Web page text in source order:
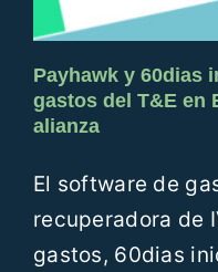
Payhawk y 60dias
gastos del T&E en
alianza
El software de
recuperadora de
gastos, 60dias